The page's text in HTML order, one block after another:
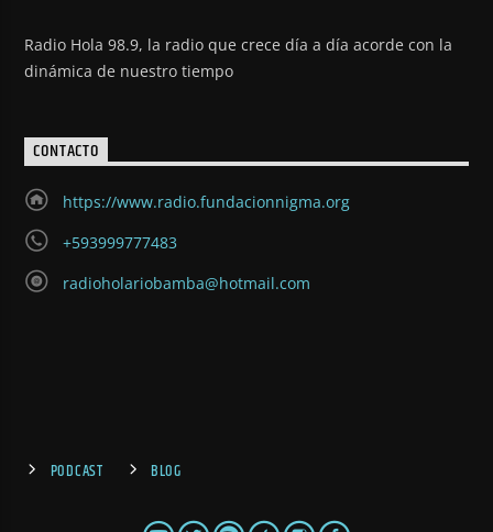
Radio Hola 98.9, la radio que crece día a día acorde con la
dinámica de nuestro tiempo
CONTACTO
https://www.radio.fundacionnigma.org
+593999777483
radioholariobamba@hotmail.com
PODCAST BLOG